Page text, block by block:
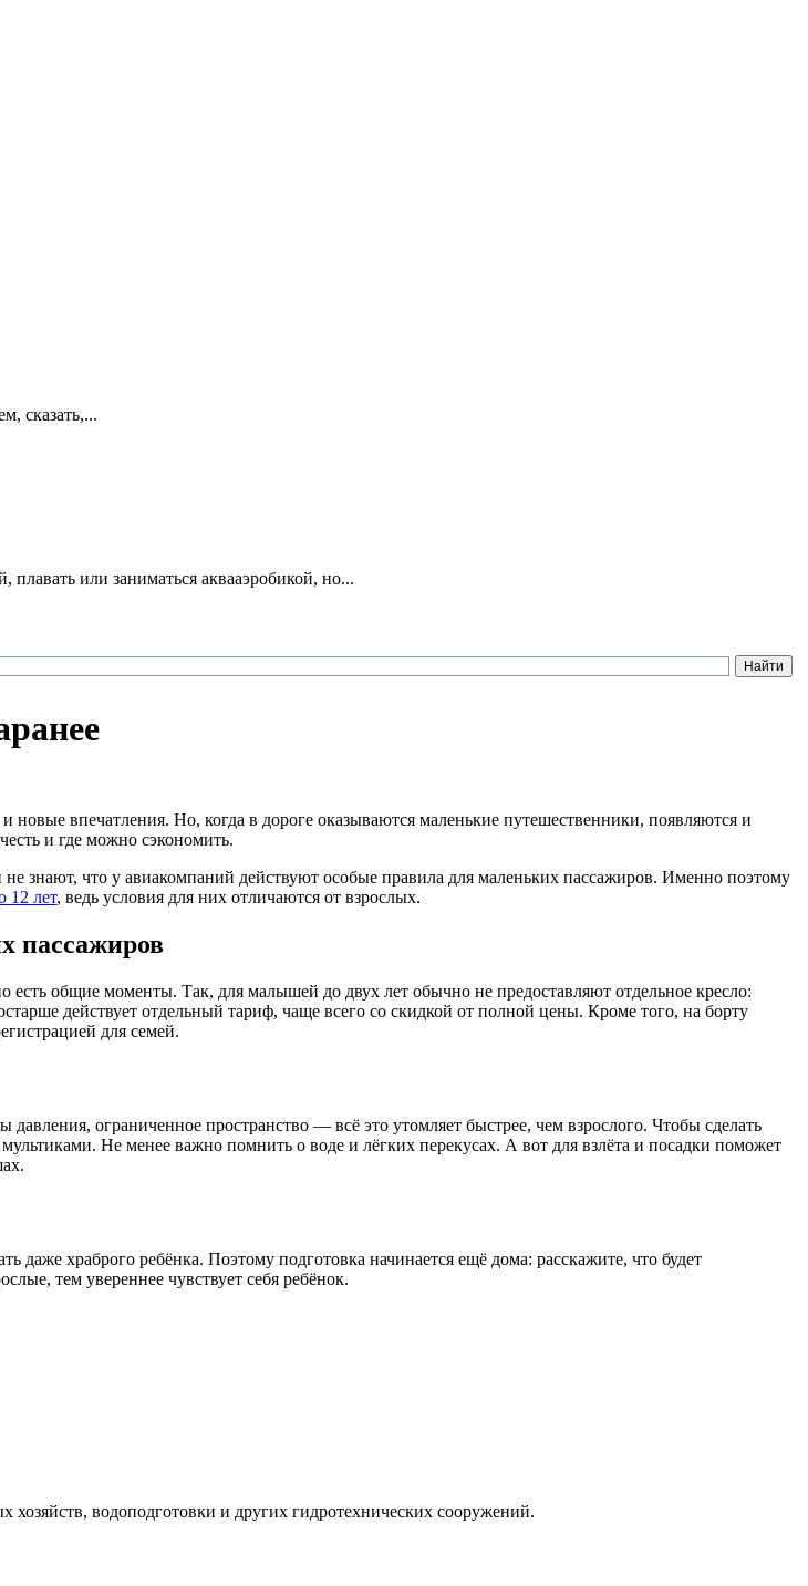
сказать,...
плавать или заниматься аквааэробикой, но...
новые впечатления. Но, когда в дороге оказываются маленькие путешественники, появляются и
и где можно сэкономить.
знают, что у авиакомпаний действуют особые правила для маленьких пассажиров. Именно поэтому
12 лет, ведь условия для них отличаются от взрослых.
пассажиров
есть общие моменты. Так, для малышей до двух лет обычно не предоставляют отдельное кресло:
действует отдельный тариф, чаще всего со скидкой от полной цены. Кроме того, на борту
для семей.
ограниченное пространство — всё это утомляет быстрее, чем взрослого. Чтобы сделать
Не менее важно помнить о воде и лёгких перекусах. А вот для взлёта и посадки поможет
даже храброго ребёнка. Поэтому подготовка начинается ещё дома: расскажите, что будет
тем увереннее чувствует себя ребёнок.
водоподготовки и других гидротехнических сооружений.